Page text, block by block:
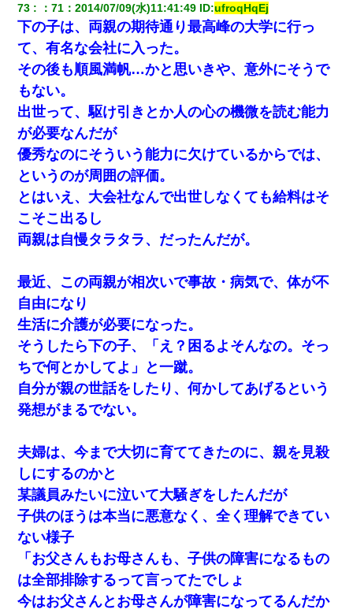
9月に付き合い始めたけどこの、この人と結婚はないわと判断して
別れた。その元彼が交通事故で重体になっているらしく…
今日夫の実家に泊ったんだけど、朝起きたら股間がなんかモッコ
リしてた
ホテルに泊まったんだけど従業員が最悪だった。折角の旅行で何
故私が怒鳴られなきゃいけなかったのだ
私「結婚やめるわ」 婚約者「え？なんでなんで？」 → 放置した
結果…｜生活｜ワロタあんてな
17年飼っていた犬が亡くなった。鼻水垂らし嗚咽する私に、猫が
近づいて頭突きをしてきて…
【報告者がキチ】嫁「妊娠した」俺『それじゃあ皆に祝ってもら
おう』友人達を家に連れ帰ってホームパーティー→俺『皆に祝え
てもらえて良かったな！』→
この母親は娘の黒歴史を掘り出さないと死ぬんか？ 死ぬんか？
アパートのドアに『ハンザイ者！この人はさいあくの人です』と
張り紙が！大家「面倒はごめんだよ」私「はあ」→警察に行き、
見回りで犯人が捕まったが、それが…｜生活｜ヌルポあんてな
妹が嘘つきな元カレと寄りを戻してしまったという話をしていた
ら、旦那の顔が曇って雰囲気が一転。そそくさと話を切り上げて
いつもより早く寝付いてしまった…｜生活｜ワロタあんてな
【不幸な結婚式】新郎親族「ブスのくせにドレスなんか着ちゃっ
てさ～ほんと恥ずかしいわよね～（大声」新郎両親「！！！（土
下座」→ 結果・・・
父親がくも膜下出血で突然ﾀﾋ。→母の貯金が0なことが判明。→母
「私を家に置いてほしい、どうか見捨てないで(土下座」俺・嫁
「…」
73 ：71 ：2014/07/09(水)11:41:49 ID:ufroqHqEj
下の子は、両親の期待通り最高峰の大学に行っ
て、有名な会社に入った。
その後も順風満帆…かと思いきや、意外にそうで
もない。
出世って、駆け引きとか人の心の機微を読む能力
が必要なんだが
優秀なのにそういう能力に欠けているからでは、
というのが周囲の評価。
とはいえ、大会社なんで出世しなくても給料はそ
こそこ出るし
両親は自慢タラタラ、だったんだが。
最近、この両親が相次いで事故・病気で、体が不
自由になり
生活に介護が必要になった。
そうしたら下の子、「え？困るよそんなの。そっ
ちで何とかしてよ」と一蹴。
自分が親の世話をしたり、何かしてあげるという
発想がまるでない。
夫婦は、今まで大切に育ててきたのに、親を見殺
しにするのかと
某議員みたいに泣いて大騒ぎをしたんだが
子供のほうは本当に悪意なく、全く理解できてい
ない様子
「お父さんもお母さんも、子供の障害になるもの
は全部排除するって言ってたでしょ
今はお父さんとお母さんが障害になってるんだか